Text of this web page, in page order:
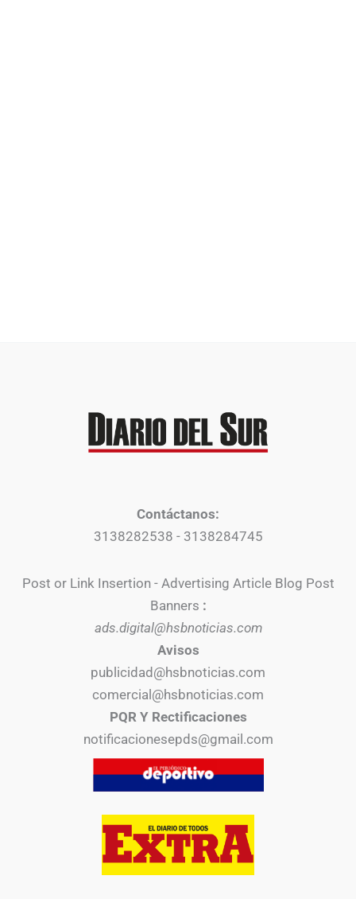
Contáctanos:
3138282538 - 3138284745
Post or Link Insertion - Advertising Article Blog Post
Banners :
ads.digital@hsbnoticias.com
Avisos
publicidad@hsbnoticias.com
comercial@hsbnoticias.com
PQR Y Rectificaciones
notificacionesepds@gmail.com